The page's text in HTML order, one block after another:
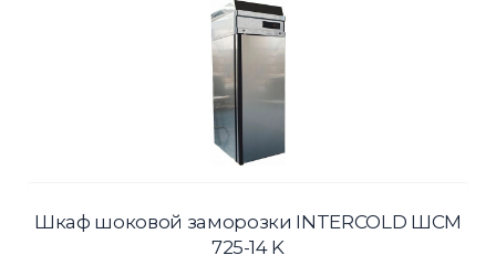
Шкаф шоковой заморозки INTERCOLD ШСМ
725-14 K